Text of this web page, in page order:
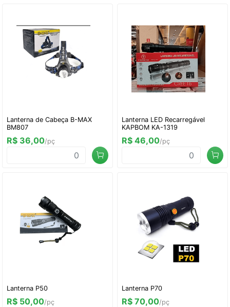
Lanterna de Cabeça B-MAX
BM807
R$ 36,00/pç
Lanterna LED Recarregável
KAPBOM KA-1319
R$ 46,00/pç
Lanterna P50
R$ 50,00/pç
Lanterna P70
R$ 70,00/pç